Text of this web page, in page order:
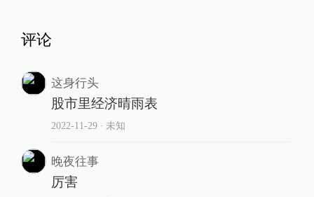
评论
这身行头
股市里经济晴雨表
2022-11-29∙ 未知
晚夜往事
厉害